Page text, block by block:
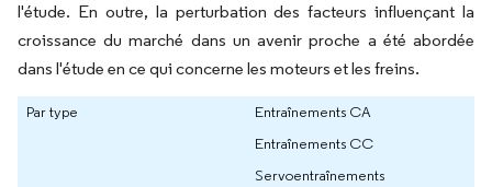
l'étude. En outre, la perturbation des facteurs influençant la
croissance du marché dans un avenir proche a été abordée
dans l'étude en ce qui concerne les moteurs et les freins.
Par type
Entraînements CA
Entraînements CC
Servoentraînements